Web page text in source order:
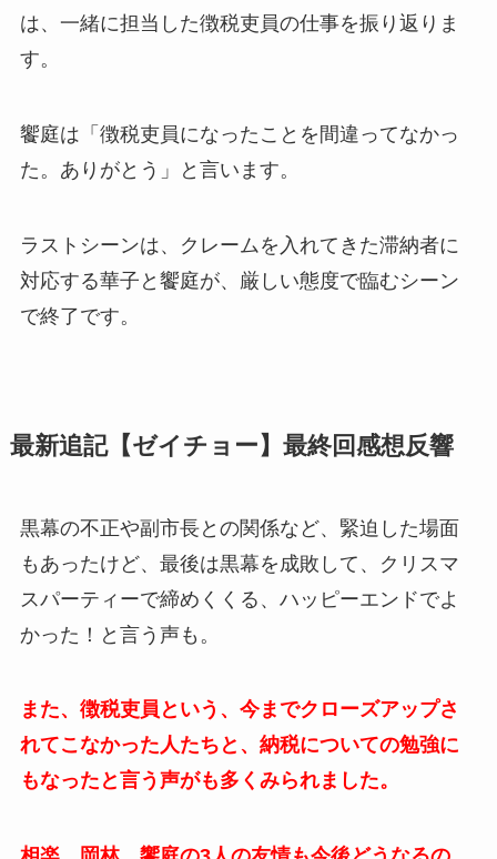
は、一緒に担当した徴税吏員の仕事を振り返りま
す。
饗庭は「徴税吏員になったことを間違ってなかっ
た。ありがとう」と言います。
ラストシーンは、クレームを入れてきた滞納者に
対応する華子と饗庭が、厳しい態度で臨むシーン
で終了です。
最新追記【ゼイチョー】最終回感想反響
黒幕の不正や副市長との関係など、緊迫した場面
もあったけど、最後は黒幕を成敗して、クリスマ
スパーティーで締めくくる、ハッピーエンドでよ
かった！と言う声も。
また、徴税吏員という、今までクローズアップさ
れてこなかった人たちと、納税についての勉強に
もなったと言う声がも多くみられました。